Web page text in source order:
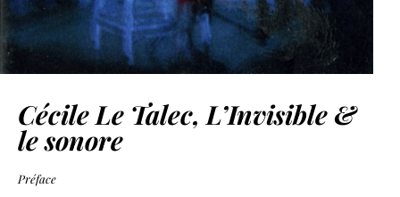
Cécile Le Talec, L’Invisible &
le sonore
Préface